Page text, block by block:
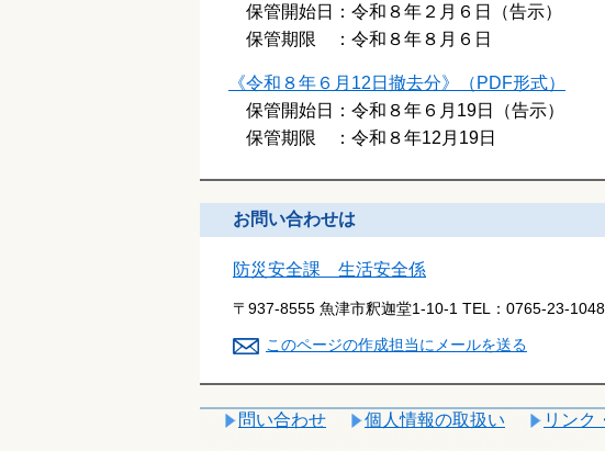
保管開始日：令和８年２月６日（告示）
保管期限 ：令和８年８月６日
《令和８年６月12日撤去分》（PDF形式）
保管開始日：令和８年６月19日（告示）
保管期限 ：令和８年12月19日
お問い合わせは
防災安全課 生活安全係
〒937-8555 魚津市釈迦堂1-10-1 TEL： 0765-23-1048
このページの作成担当にメールを送る
問い合わせ 個人情報の取扱い リンク